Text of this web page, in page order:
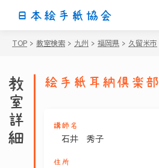
日本絵手紙協会
TOP > 教室検索 > 九州 > 福岡県 > 久留米市
教室詳細 絵手紙耳納倶楽部
講師名
石井 秀子
住所